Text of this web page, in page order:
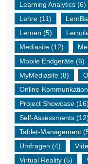
Learning Analytics (6)
Lehre (11)
Lernen (5)
Mediasite (12)
Mobile Endgeräte (6)
MyMediasite (8)
Online-Kommunkation
Project Showcase (16)
Self-Assessments (12)
Tablet-Management
Umfragen (4)
Virtual Reality (5)